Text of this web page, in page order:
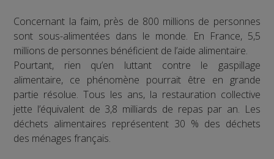
Concernant la faim, près de 800 millions de personnes
sont sous-alimentées dans le monde. En France, 5,5
millions de personnes bénéficient de l’aide alimentaire.
Pourtant, rien qu’en luttant contre le gaspillage
alimentaire, ce phénomène pourrait être en grande
partie résolue. Tous les ans, la restauration collective
jette l’équivalent de 3,8 milliards de repas par an. Les
déchets alimentaires représentent 30 % des déchets
des ménages français.